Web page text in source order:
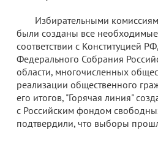
Избирательными
были созданы все
соответствии с Конституцией
Федерального Собрания
области, многочисленных
реализации общественного
его итогов, "Горячая линия"
с Российским фондом
подтвердили, что выборы